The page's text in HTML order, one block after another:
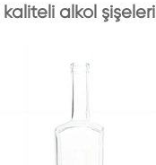
kaliteli alkol şişeleri